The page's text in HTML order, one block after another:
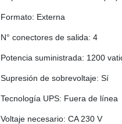
Formato: Externa
N° conectores de salida: 4
Potencia suministrada: 1200
Supresión de sobrevoltaje: Sí
Tecnología UPS: Fuera de línea
Voltaje necesario: CA 230 V